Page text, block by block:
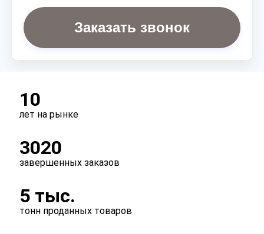
Заказать звонок
10
лет на рынке
3020
завершенных заказов
5 тыс.
тонн проданных товаров